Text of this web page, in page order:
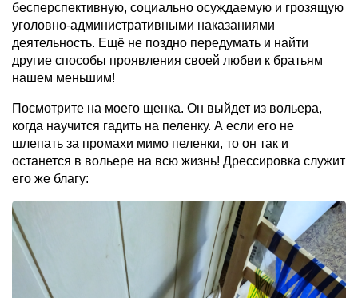
бесперспективную, социально осуждаемую и грозящую
уголовно-административными наказаниями
деятельность. Ещё не поздно передумать и найти
другие способы проявления своей любви к братьям
нашем меньшим!
Посмотрите на моего щенка. Он выйдет из вольера,
когда научится гадить на пеленку. А если его не
шлепать за промахи мимо пеленки, то он так и
останется в вольере на всю жизнь! Дрессировка служит
его же благу: